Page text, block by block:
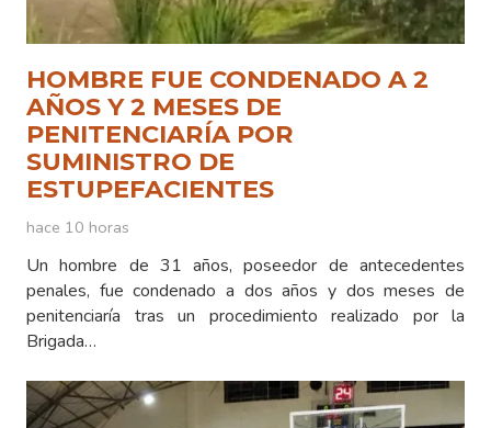
HOMBRE FUE CONDENADO A 2
AÑOS Y 2 MESES DE
PENITENCIARÍA POR
SUMINISTRO DE
ESTUPEFACIENTES
hace 10 horas
Un hombre de 31 años, poseedor de antecedentes
penales, fue condenado a dos años y dos meses de
penitenciaría tras un procedimiento realizado por la
Brigada…